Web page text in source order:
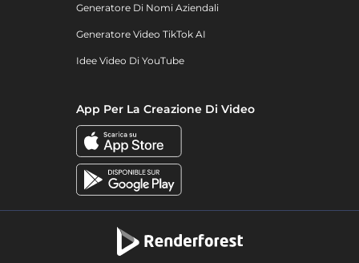
Generatore Di Nomi Aziendali
Generatore Video TikTok AI
Idee Video Di YouTube
App Per La Creazione Di Video